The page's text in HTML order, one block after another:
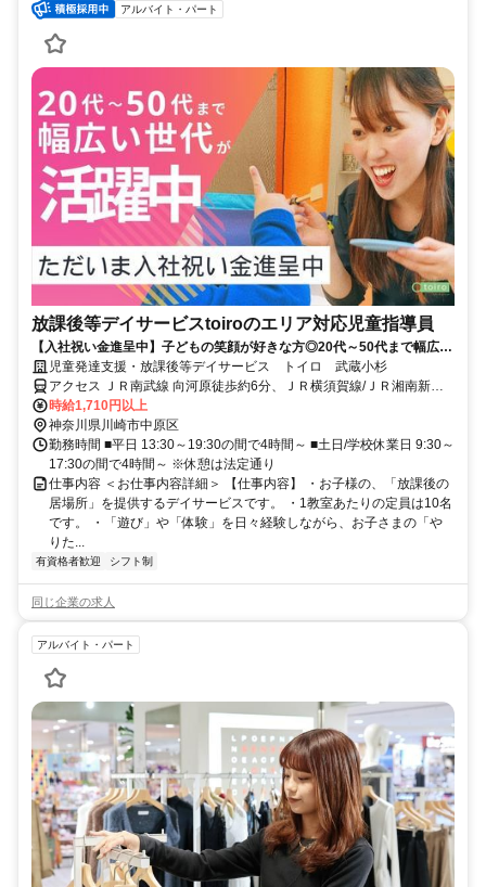
アルバイト・パート
放課後等デイサービスtoiroのエリア対応児童指導員
【入社祝い金進呈中】子どもの笑顔が好きな方◎20代～50代まで幅広い
世代が活躍中！1日4時間～OK◎
児童発達支援・放課後等デイサービス トイロ 武蔵小杉
アクセス ＪＲ南武線 向河原徒歩約6分、ＪＲ横須賀線/ＪＲ湘南新宿
ライン 武蔵小杉綱島街道改札口徒歩約10分、東急目黒線 新丸子東口
徒歩約11分 東急東横線・JR南武線「武蔵小杉駅」より徒歩10分
時給1,710円以上
神奈川県川崎市中原区
勤務時間 ■平日 13:30～19:30の間で4時間～ ■土日/学校休業日 9:30～
17:30の間で4時間～ ※休憩は法定通り
仕事内容 ＜お仕事内容詳細＞ 【仕事内容】 ・お子様の、「放課後の
居場所」を提供するデイサービスです。 ・1教室あたりの定員は10名
です。 ・「遊び」や「体験」を日々経験しながら、お子さまの「や
りた...
有資格者歓迎 シフト制
同じ企業の求人
アルバイト・パート